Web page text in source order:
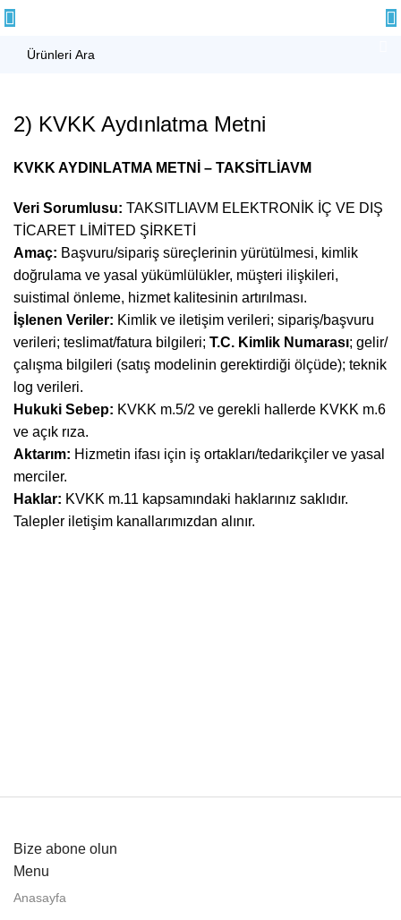
2) KVKK Aydınlatma Metni
KVKK AYDINLATMA METNİ – TAKSİTLİAVM
Veri Sorumlusu: TAKSITLIAVM ELEKTRONİK İÇ VE DIŞ
TİCARET LİMİTED ŞİRKETİ
Amaç: Başvuru/sipariş süreçlerinin yürütülmesi, kimlik
doğrulama ve yasal yükümlülükler, müşteri ilişkileri,
suistimal önleme, hizmet kalitesinin artırılması.
İşlenen Veriler: Kimlik ve iletişim verileri; sipariş/başvuru
verileri; teslimat/fatura bilgileri; T.C. Kimlik Numarası; gelir/
çalışma bilgileri (satış modelinin gerektirdiği ölçüde); teknik
log verileri.
Hukuki Sebep: KVKK m.5/2 ve gerekli hallerde KVKK m.6
ve açık rıza.
Aktarım: Hizmetin ifası için iş ortakları/tedarikçiler ve yasal
merciler.
Haklar: KVKK m.11 kapsamındaki haklarınız saklıdır.
Talepler iletişim kanallarımızdan alınır.
Bize abone olun
Menu
Anasayfa